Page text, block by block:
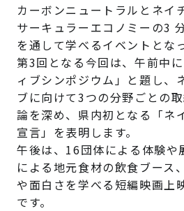
カーボンニュートラルとネイ
サーキュラーエコノミーの3
を通して学べるイベントとな
第3回となる今回は、午前中
ィブシンポジウム」と題し、
ブに向けて3つの分野ごとの
論を深め、県内初となる「ネ
宣言」を表明します。
午後は、16団体による体験や
による地元食材の飲食ブース
や面白さを学べる短編映画上
です。